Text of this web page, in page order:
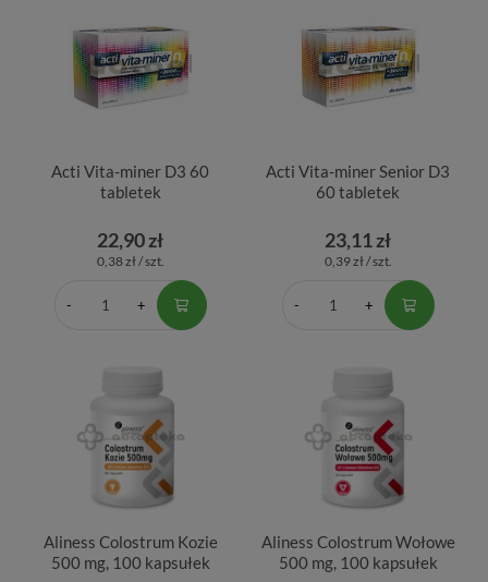
Acti Vita-miner D3 60
tabletek
22,90 zł
0,38 zł / szt.
Acti Vita-miner Senior D3
60 tabletek
23,11 zł
0,39 zł / szt.
Aliness Colostrum Kozie
500 mg, 100 kapsułek
Aliness Colostrum Wołowe
500 mg, 100 kapsułek